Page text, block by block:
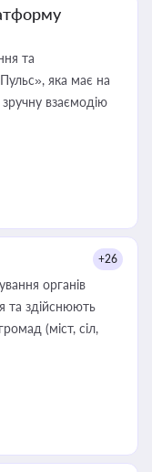
та
яка має на
зручну взаємодію
+26
органів
та здійснюють
(міст, сіл,